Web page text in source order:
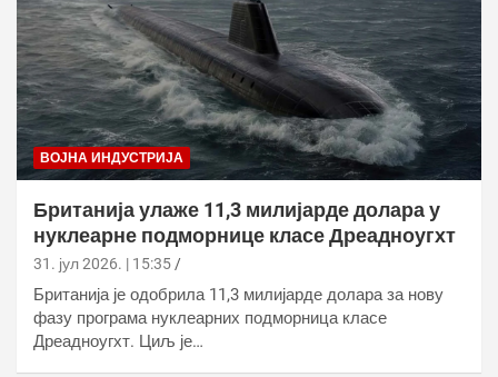
ВОЈНА ИНДУСТРИЈА
Британија улаже 11,3 милијарде долара у
нуклеарне подморнице класе Дреадноугхт
31. јул 2026. | 15:35
Британија је одобрила 11,3 милијарде долара за нову
фазу програма нуклеарних подморница класе
Дреадноугхт. Циљ је…